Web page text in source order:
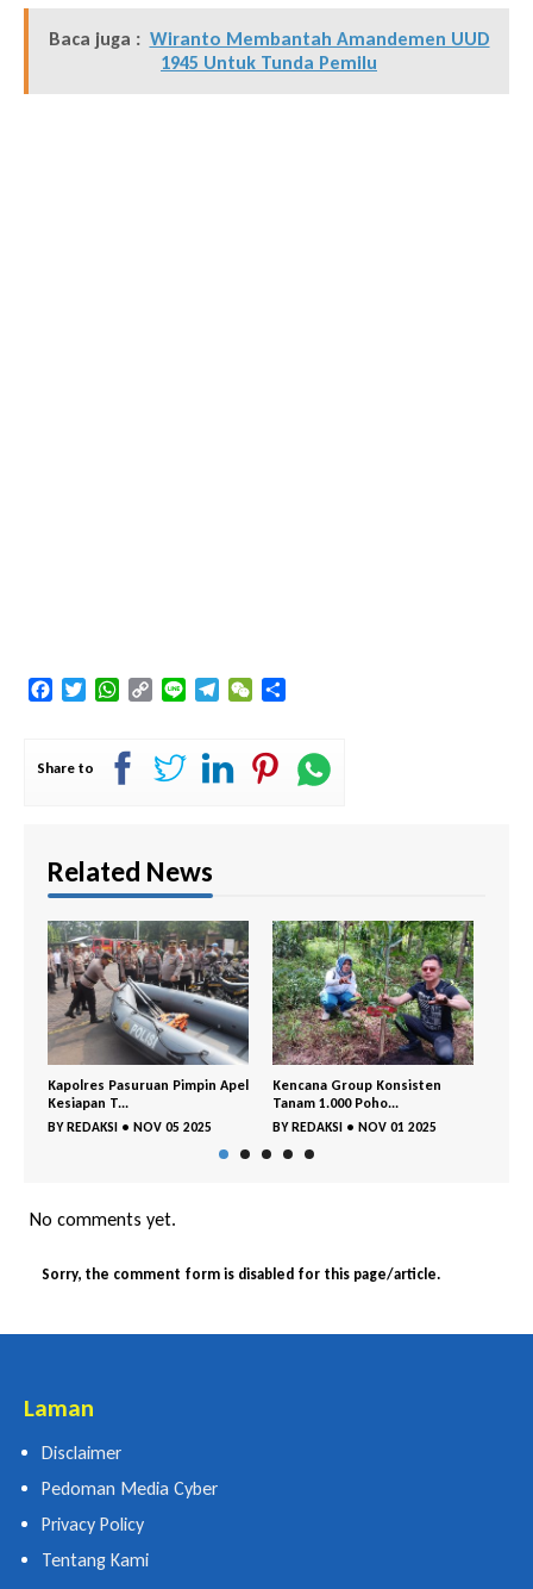
Baca juga : Wiranto Membantah Amandemen UUD
1945 Untuk Tunda Pemilu
FacebookTwitterWhatsApp
Copy
Line TelegramWeChat
Share to
Related News
Kencana Group Konsisten
Tanam 1.000 Poho...
BYREDAKSI •NOV 01 2025
Cegah Sejak Dini, BNNK
Pasuruan dan Polr...
BYREDAKSI •OKT 29 2025
No comments yet.
Sorry, the comment form is disabled for this page/article.
Laman
Disclaimer
Pedoman Media Cyber
Privacy Policy
Tentang Kami